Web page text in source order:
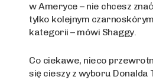
w Ameryce – nie chcesz
tylko kolejnym
kategorii – mówi Shaggy.
Co ciekawe, nieco
się cieszy z wyboru Donalda